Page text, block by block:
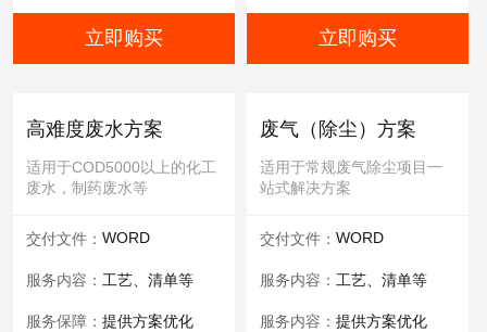
适用于一体化设备内部，
井，窖，地下操作室等
安全保障：专业设备持证
服务内容：清理，维修等
立即购买
适用于河道，池塘，景观
水，污水池体，环保设备等
可选服务：填料购买
立即购买
立即购买 立即购买
高难度废水方案
适用于COD5000以上的化工
废水，制药废水等
交付文件： WORD
服务内容： 工艺、清单等
服务保障： 提供方案优化
废气（除尘）方案
适用于常规废气除尘项目一
站式解决方案
交付文件： WORD
服务内容： 工艺、清单等
服务内容： 提供方案优化